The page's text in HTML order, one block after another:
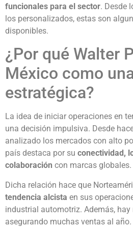
funcionales para el sector. Desde
los personalizados, estas son
disponibles.
¿Por qué Walter
México como
estratégica?
La idea de iniciar operaciones en
una decisión impulsiva. Desde
analizado los mercados con alto
país destaca por su conectividad,
colaboración con marcas globales.
Dicha relación hace que
tendencia alcista en sus
industrial automotriz. Además,
asegurando muchas ventas al año.